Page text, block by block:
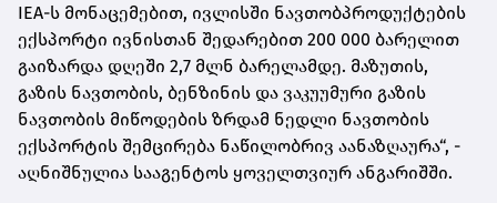
IEA-ს მონაცემებით, ივლისში ნავთობპროდუქტების
ექსპორტი ივნისთან შედარებით 200 000 ბარელით
გაიზარდა დღეში 2,7 მლნ ბარელამდე. მაზუთის,
გაზის ნავთობის, ბენზინის და ვაკუუმური გაზის
ნავთობის მიწოდების ზრდამ ნედლი ნავთობის
ექსპორტის შემცირება ნაწილობრივ აანაზღაურა“, -
აღნიშნულია სააგენტოს ყოველთვიურ ანგარიშში.